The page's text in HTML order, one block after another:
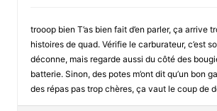
trooop bien T’as bien fait d’en parler, ça arrive
histoires de quad. Vérifie le carburateur, c’est
déconne, mais regarde aussi du côté des
batterie. Sinon, des potes m’ont dit qu’un bon
des répas pas trop chères, ça vaut le coup de